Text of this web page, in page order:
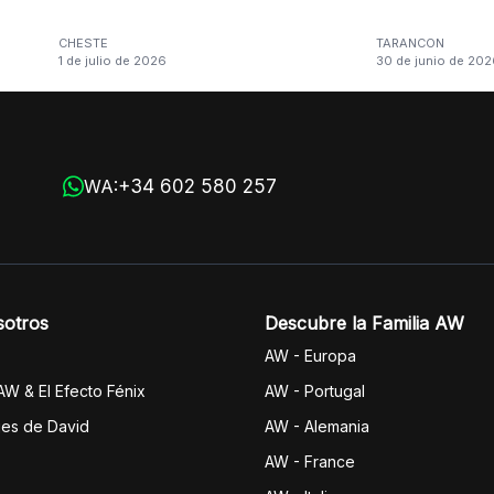
CHESTE
1 de julio de 2026
TARANCON
30 de junio de
WA:+34 602 580 257
& El Efecto Fénix
de David
Descubre la Familia AW
AW - Europa
AW - Portugal
AW - Alemania
AW - France